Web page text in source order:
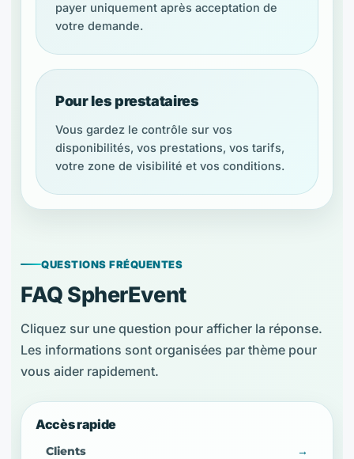
payer uniquement après acceptation de
votre demande.
Pour les prestataires
Vous gardez le contrôle sur vos
disponibilités, vos prestations, vos tarifs,
votre zone de visibilité et vos conditions.
QUESTIONS FRÉQUENTES
FAQ SpherEvent
Cliquez sur une question pour afficher la réponse.
Les informations sont organisées par thème pour
vous aider rapidement.
Accès rapide
Clients →